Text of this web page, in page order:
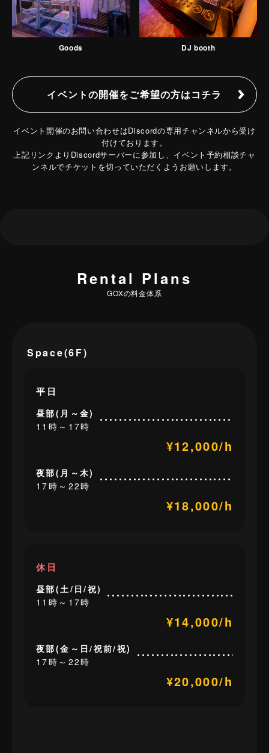
Goods DJ booth
イベントの開催をご希望の方はコチラ
イベント開催のお問い合わせはDiscordの専用チャンネルから受け
付けております。
上記リンクよりDiscordサーバーに参加し、イベント予約相談チャ
ンネルでチケットを切っていただくようお願いします。
Rental Plans
GOXの料金体系
Space(6F)
平日
昼部(月～金)
11時～17時
¥12,000/h
夜部(月～木)
17時～22時
¥18,000/h
休日
昼部(土/日/祝)
11時～17時
¥14,000/h
夜部(金～日/祝前/祝)
17時～22時
¥20,000/h